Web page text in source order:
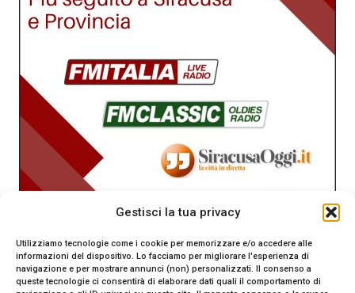
Gestisci la tua privacy
Utilizziamo tecnologie come i cookie per memorizzare e/o accedere alle
informazioni del dispositivo. Lo facciamo per migliorare l'esperienza di
navigazione e per mostrare annunci (non) personalizzati. Il consenso a
queste tecnologie ci consentirà di elaborare dati quali il comportamento di